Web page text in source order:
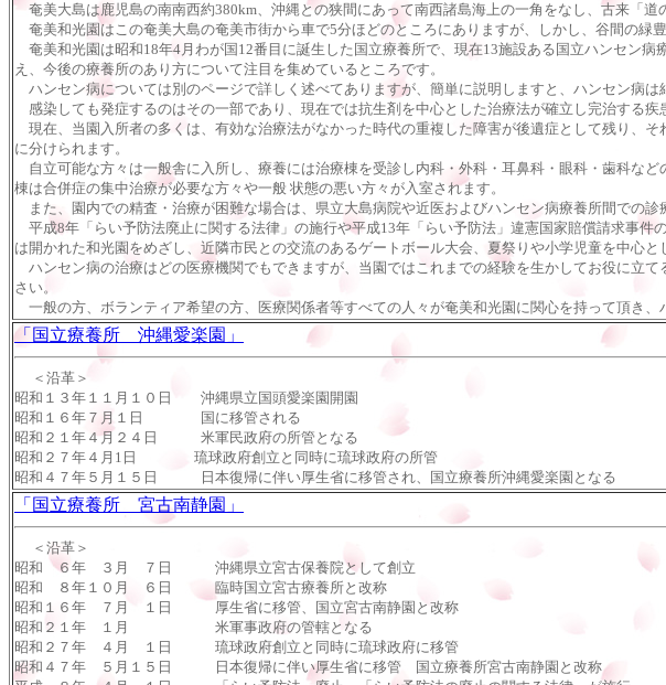
奄美大島は鹿児島の南南西約380km、沖縄との狭間にあって南西諸島海上の一角をなし、古来「道
奄美和光園はこの奄美大島の奄美市街から車で5分ほどのところにありますが、しかし、谷間の緑
奄美和光園は昭和18年4月わが国12番目に誕生した国立療養所で、現在13施設ある国立ハンセン
え、今後の療養所のあり方について注目を集めているところです。
ハンセン病については別のページで詳しく述べてありますが、簡単に説明しますと、ハンセン病
感染しても発症するのはその一部であり、現在では抗生剤を中心とした治療法が確立し完治する疾
現在、当園入所者の多くは、有効な治療法がなかった時代の重複した障害が後遺症として残り、
に分けられます。
自立可能な方々は一般舎に入所し、療養には治療棟を受診し内科・外科・耳鼻科・眼科・歯科な
棟は合併症の集中治療が必要な方々や一般 状態の悪い方々が入室されます。
また、園内での精査・治療が困難な場合は、県立大島病院や近医およびハンセン病療養所間での診
平成8年「らい予防法廃止に関する法律」の施行や平成13年「らい予防法」違憲国家賠償請求事
は開かれた和光園をめざし、近隣市民との交流のあるゲートボール大会、夏祭りや小学児童を中心
ハンセン病の治療はどの医療機関でもできますが、当園ではこれまでの経験を生かしてお役に立
さい。
一般の方、ボランティア希望の方、医療関係者等すべての人々が奄美和光園に関心を持って頂き
「国立療養所 沖縄愛楽園」
＜沿革＞
昭和１３年１１月１０日 沖縄県立国頭愛楽園開園
昭和１６年７月１日 国に移管される
昭和２１年４月２４日 米軍民政府の所管となる
昭和２７年４月1日 琉球政府創立と同時に琉球政府の所管
昭和４７年５月１５日 日本復帰に伴い厚生省に移管され、国立療養所沖縄愛楽園となる
「国立療養所 宮古南静園」
＜沿革＞
昭和 ６年 ３月 ７日 沖縄県立宮古保養院として創立
昭和 ８年１０月 ６日 臨時国立宮古療養所と改称
昭和１６年 ７月 １日 厚生省に移管、国立宮古南静園と改称
昭和２１年 １月 米軍事政府の管轄となる
昭和２７年 ４月 １日 琉球政府創立と同時に琉球政府に移管
昭和４７年 ５月１５日 日本復帰に伴い厚生省に移管 国立療養所宮古南静園と改称